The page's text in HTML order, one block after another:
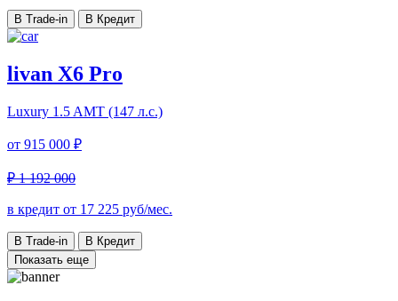
В Trade-in В Кредит
livan X6 Pro
Luxury 1.5 AMT (147 л.с.)
от 915 000 ₽
₽ 1 192 000
в кредит от 17 225 руб/мес.
В Trade-in
В Кредит
Показать еще